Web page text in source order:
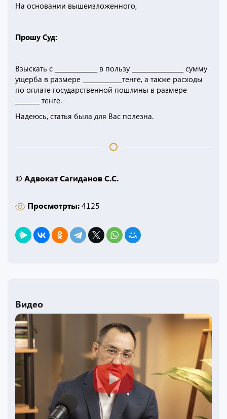
На основании вышеизложенного,
Прошу Суд:
Взыскать с ______________ в пользу _________________ сумму
ущерба в размере _____________тенге, а также расходы
по оплате государственной пошлины в размере
________ тенге.
Надеюсь, статья была для Вас полезна.
© Адвокат Сагиданов С.С.
Просмотрты:4125
Видео